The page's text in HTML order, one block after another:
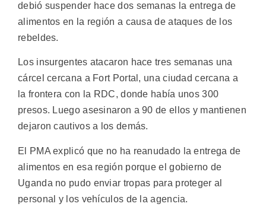
debió suspender hace dos semanas la entrega de
alimentos en la región a causa de ataques de los
rebeldes.
Los insurgentes atacaron hace tres semanas una
cárcel cercana a Fort Portal, una ciudad cercana a
la frontera con la RDC, donde había unos 300
presos. Luego asesinaron a 90 de ellos y mantienen
dejaron cautivos a los demás.
El PMA explicó que no ha reanudado la entrega de
alimentos en esa región porque el gobierno de
Uganda no pudo enviar tropas para proteger al
personal y los vehículos de la agencia.